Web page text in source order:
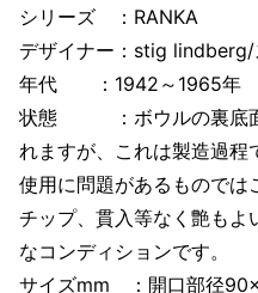
シリーズ ：RANKA
デザイナー：stig lindberg/
年代 ：1942～1965年
状態 ：ボウルの裏底面
れますが、これは製造過程
使用に問題があるものでは
チップ、貫入等なく艶もよ
なコンディションです。
サイズmm ：開口部径